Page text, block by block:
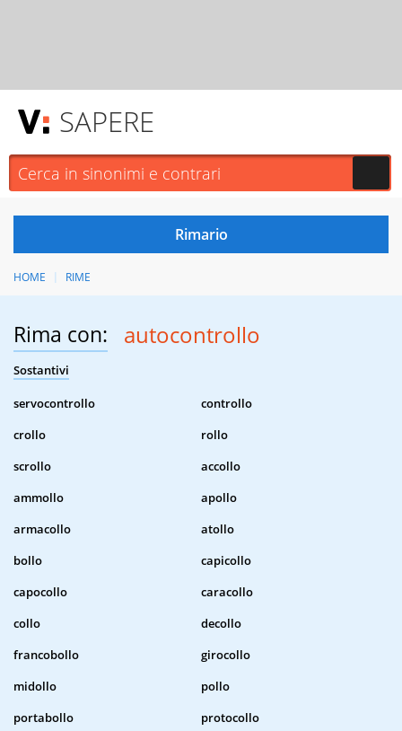
SAPERE
HOME RIME
Rima con: autocontrollo
Sostantivi
servocontrollo
controllo
crollo
rollo
scrollo
accollo
ammollo
apollo
armacollo
atollo
bollo
capicollo
capocollo
caracollo
collo
decollo
francobollo
girocollo
midollo
pollo
portabollo
protocollo